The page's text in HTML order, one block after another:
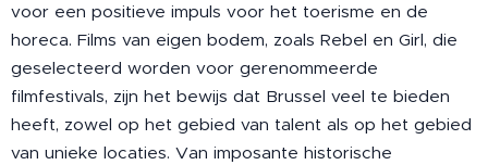
voor een positieve impuls voor het toerisme en de
horeca. Films van eigen bodem, zoals Rebel en Girl, die
geselecteerd worden voor gerenommeerde
filmfestivals, zijn het bewijs dat Brussel veel te bieden
heeft, zowel op het gebied van talent als op het gebied
van unieke locaties. Van imposante historische